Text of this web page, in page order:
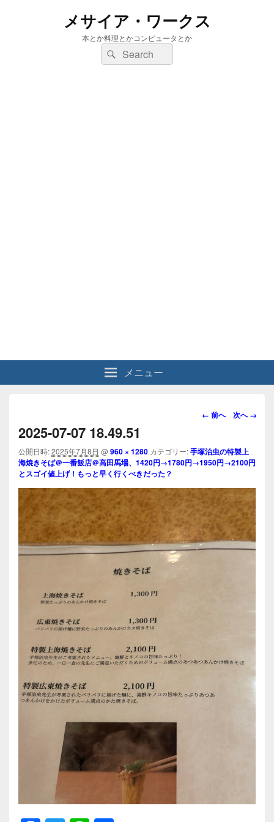
メサイア・ワークス
本とか料理とかコンピュータとか
検
索:
検
索
メニュー
画
ビ
ゲ
シ
ョ
ン
← 前へ 次へ →
2025-07-07 18.49.51
公開日時:2025年7月8日 @960 × 1280 カテゴリー:手塚治虫の特製上
海焼きそば＠一番飯店＠高田馬場、1420円→1780円→1950円→2100円
とスゴイ値上げ！もっと早く行くべきだった？